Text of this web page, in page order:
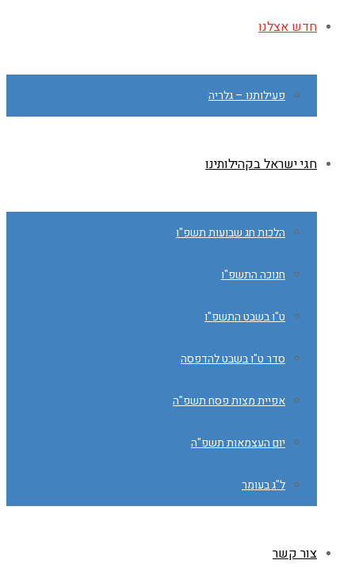
חדש אצלנו
פעילותנו – גלריה
חגי ישראל בקהילותינו
הלכות חג שבועות תשפ"ו
חנוכה התשפ"ו
ט"ו בשבט התשפ"ו
סדר ט"ו בשבט להדפסה
אפיית מצות פסח תשפ"ה
יום העצמאות תשפ"ה
ל"ג בעומר
צור קשר